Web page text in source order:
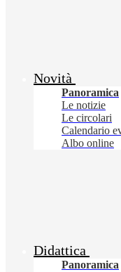
Novità
Panoramica
Le notizie
Le circolari
Calendario
Albo online
Didattica
Panoramica